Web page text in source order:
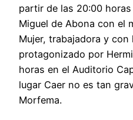
partir de las 20:00
Miguel de Abona con el
Mujer, trabajadora y
protagonizado por
horas en el Auditorio
lugar Caer no es tan
Morfema.